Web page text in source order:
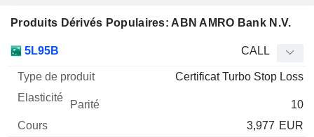
Produits Dérivés Populaires: ABN AMRO Bank N.V.
Mnemo Type produit
Parité Cours
5L95B CALL
Certificat Turbo Stop Loss
10
3,977 EUR